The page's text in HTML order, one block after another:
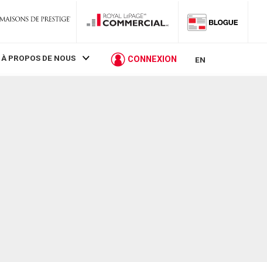
À PROPOS DE NOUS CONNEXION EN